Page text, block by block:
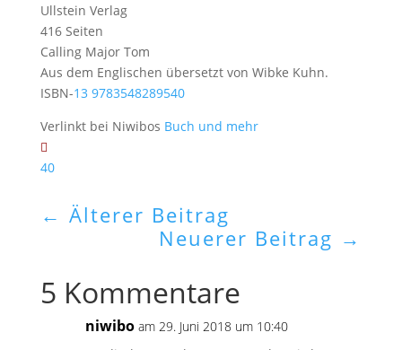
Ullstein Verlag
416 Seiten
Calling Major Tom
Aus dem Englischen übersetzt von Wibke Kuhn.
ISBN-13 9783548289540
Verlinkt bei Niwibos Buch und mehr
40
← Älterer Beitrag
Neuerer Beitrag →
5 Kommentare
niwibo am 29. Juni 2018 um 10:40